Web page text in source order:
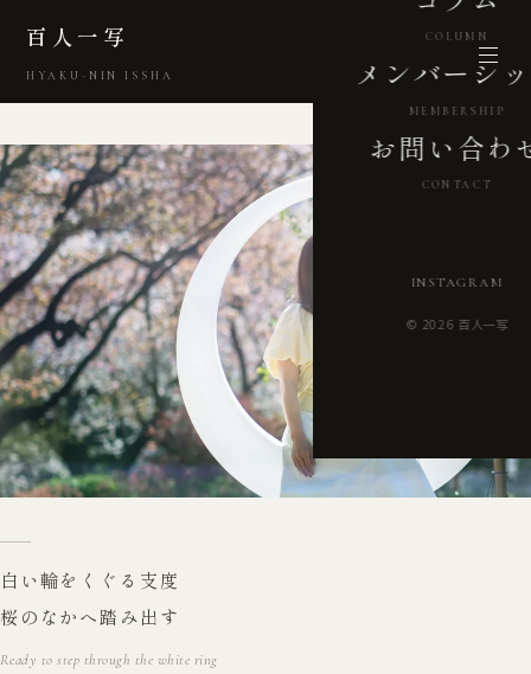
百人一写
HYAKU-NIN ISSHA
COLUMN
メンバーシ
MEMBERSHIP
お問い合わ
CONTACT
INSTAGRAM
© 2026 百人一写
白い輪をくぐる支度
桜のなかへ踏み出す
Ready to step through the white ring